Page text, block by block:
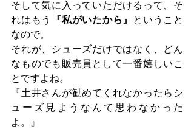
そして気に入っていただけるって、そ
れはもう
『私がいたから』 ということ
なので。
それが、シューズだけではなく、どん
なものでも販売員として一番嬉しいこ
とですよね。
『土井さんが勧めてくれなかったらシ
ューズ見ようなんて思わなかった
よ。』